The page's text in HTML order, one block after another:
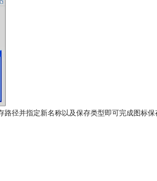
径并指定新名称以及保存类型即可完成图标保